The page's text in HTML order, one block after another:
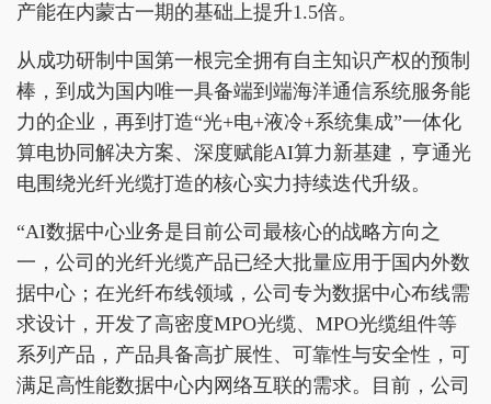
产能在内蒙古一期的基础上提升1.5倍。
从成功研制中国第一根完全拥有自主知识产权的预制
棒，到成为国内唯一具备端到端海洋通信系统服务能
力的企业，再到打造“光+电+液冷+系统集成”一体化
算电协同解决方案、深度赋能AI算力新基建，亨通光
电围绕光纤光缆打造的核心实力持续迭代升级。
“AI数据中心业务是目前公司最核心的战略方向之
一，公司的光纤光缆产品已经大批量应用于国内外数
据中心；在光纤布线领域，公司专为数据中心布线需
求设计，开发了高密度MPO光缆、MPO光缆组件等
系列产品，产品具备高扩展性、可靠性与安全性，可
满足高性能数据中心内网络互联的需求。目前，公司